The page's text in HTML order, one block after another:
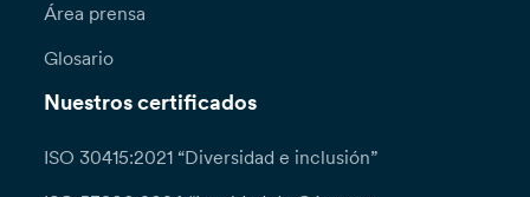
Área prensa
Glosario
Nuestros certificados
ISO 30415:2021 “Diversidad e inclusión”